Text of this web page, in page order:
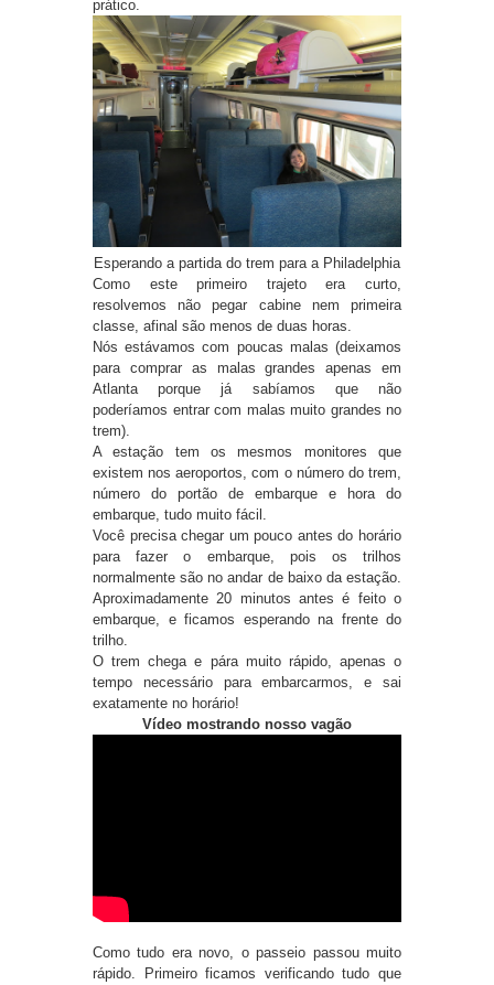
prático.
Esperando a partida do trem para a Philadelphia
Como este primeiro trajeto era curto,
resolvemos não pegar cabine nem primeira
classe, afinal são menos de duas horas.
Nós estávamos com poucas malas (deixamos
para comprar as malas grandes apenas em
Atlanta porque já sabíamos que não
poderíamos entrar com malas muito grandes no
trem).
A estação tem os mesmos monitores que
existem nos aeroportos, com o número do trem,
número do portão de embarque e hora do
embarque, tudo muito fácil.
Você precisa chegar um pouco antes do horário
para fazer o embarque, pois os trilhos
normalmente são no andar de baixo da estação.
Aproximadamente 20 minutos antes é feito o
embarque, e ficamos esperando na frente do
trilho.
O trem chega e pára muito rápido, apenas o
tempo necessário para embarcarmos, e sai
exatamente no horário!
Vídeo mostrando nosso vagão
Como tudo era novo, o passeio passou muito
rápido. Primeiro ficamos verificando tudo que